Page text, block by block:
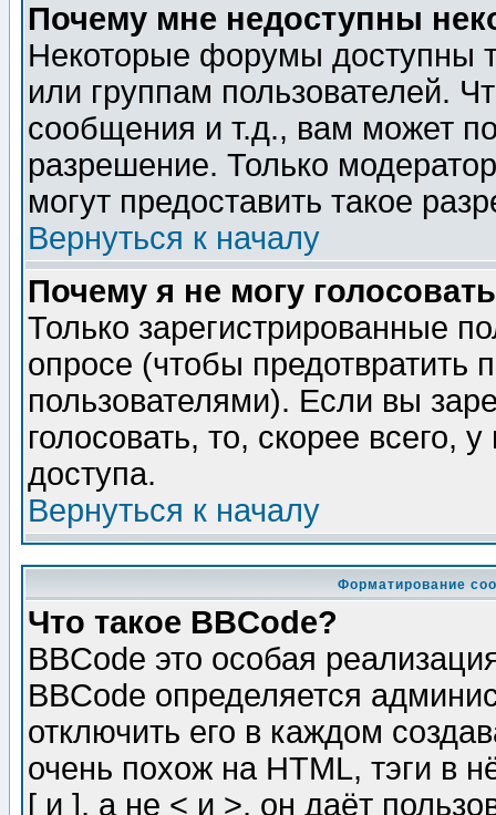
Почему мне недоступны
Некоторые форумы доступны
или группам пользователей.
сообщения и т.д., вам может
разрешение. Только
могут предоставить такое
Вернуться к началу
Почему я не могу
Только зарегистрированные
опросе (чтобы предотвратить
пользователями). Если вы
голосовать, то, скорее всего,
доступа.
Вернуться к началу
Форматирование
Что такое BBCode?
BBCode это особая
BBCode определяется
отключить его в каждом
очень похож на HTML, тэги в
[ и ], а не < и >, он даёт